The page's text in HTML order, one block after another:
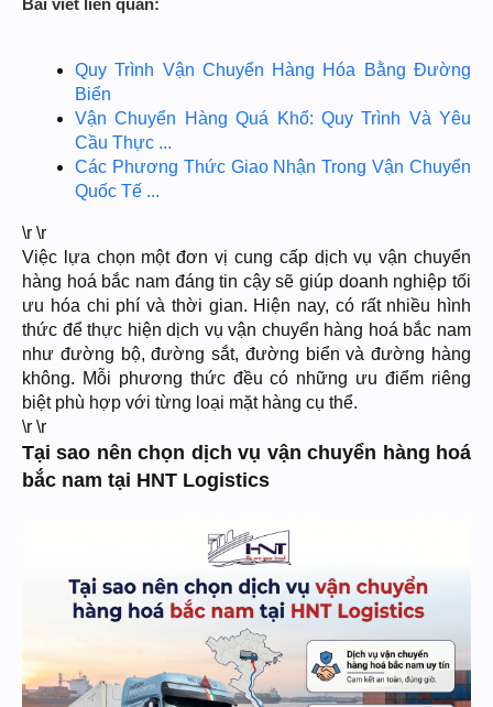
Quy Trình Vận Chuyển Hàng Hóa Bằng Đường
Biển
Vận Chuyển Hàng Quá Khổ: Quy Trình Và Yêu
Cầu Thực ...
Các Phương Thức Giao Nhận Trong Vận Chuyển
Quốc Tế ...
\r \r
Việc lựa chọn một đơn vị cung cấp dịch vụ vận chuyển
hàng hoá bắc nam đáng tin cậy sẽ giúp doanh nghiệp tối
ưu hóa chi phí và thời gian. Hiện nay, có rất nhiều hình
thức để thực hiện dịch vụ vận chuyển hàng hoá bắc nam
như đường bộ, đường sắt, đường biển và đường hàng
không. Mỗi phương thức đều có những ưu điểm riêng
biệt phù hợp với từng loại mặt hàng cụ thể.
\r \r
Tại sao nên chọn dịch vụ vận chuyển hàng hoá
bắc nam tại HNT Logistics